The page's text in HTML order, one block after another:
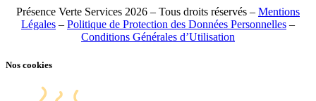
Présence Verte Services 2026 – Tous droits réservés – Mentions
Légales – Politique de Protection des Données Personnelles –
Conditions Générales d’Utilisation
Nos cookies